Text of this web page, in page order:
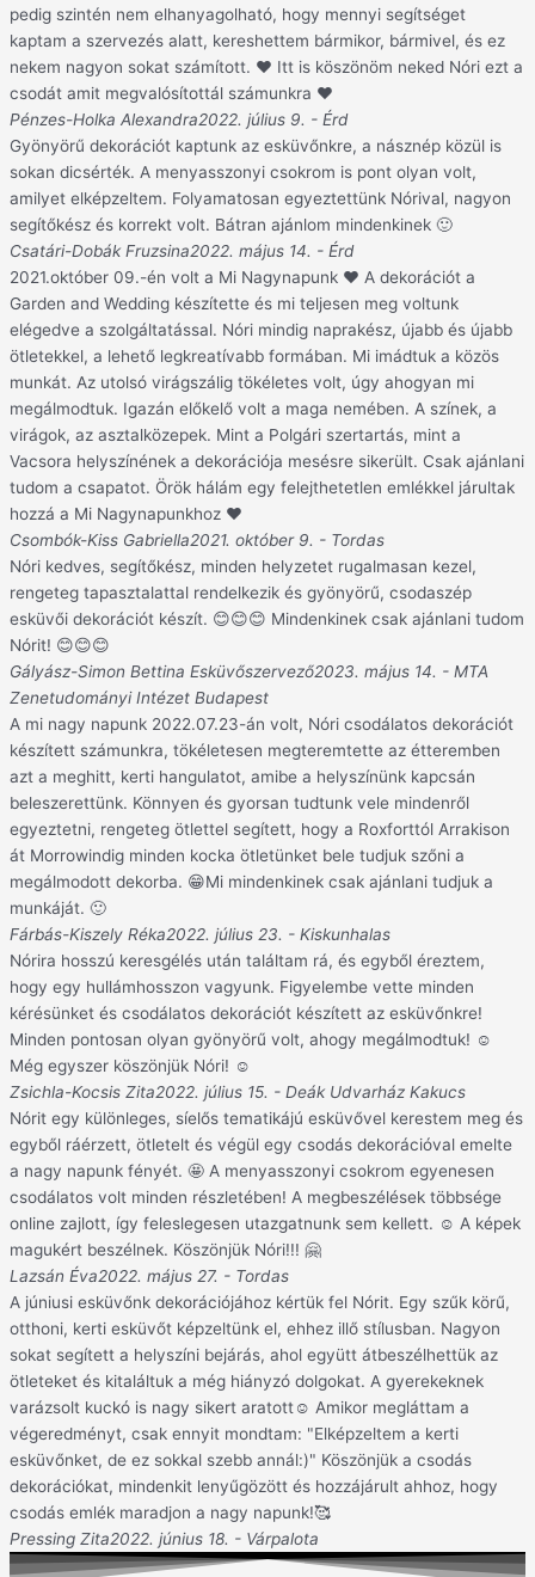
pedig szintén nem elhanyagolható, hogy mennyi segítséget
kaptam a szervezés alatt, kereshettem bármikor, bármivel, és ez
nekem nagyon sokat számított. ❤️ Itt is köszönöm neked Nóri ezt a
csodát amit megvalósítottál számunkra ❤️
Pénzes-Holka Alexandra2022. július 9. - Érd
Gyönyörű dekorációt kaptunk az esküvőnkre, a násznép közül is
sokan dicsérték. A menyasszonyi csokrom is pont olyan volt,
amilyet elképzeltem. Folyamatosan egyeztettünk Nórival, nagyon
segítőkész és korrekt volt. Bátran ajánlom mindenkinek 🙂
Csatári-Dobák Fruzsina2022. május 14. - Érd
2021.október 09.-én volt a Mi Nagynapunk ❤ A dekorációt a
Garden and Wedding készítette és mi teljesen meg voltunk
elégedve a szolgáltatással. Nóri mindig naprakész, újabb és újabb
ötletekkel, a lehető legkreatívabb formában. Mi imádtuk a közös
munkát. Az utolsó virágszálig tökéletes volt, úgy ahogyan mi
megálmodtuk. Igazán előkelő volt a maga nemében. A színek, a
virágok, az asztalközepek. Mint a Polgári szertartás, mint a
Vacsora helyszínének a dekorációja mesésre sikerült. Csak ajánlani
tudom a csapatot. Örök hálám egy felejthetetlen emlékkel járultak
hozzá a Mi Nagynapunkhoz ❤
Csombók-Kiss Gabriella2021. október 9. - Tordas
Nóri kedves, segítőkész, minden helyzetet rugalmasan kezel,
rengeteg tapasztalattal rendelkezik és gyönyörű, csodaszép
esküvői dekorációt készít. 😊😊😊 Mindenkinek csak ajánlani tudom
Nórit! 😊😊😊
Gályász-Simon Bettina Esküvőszervező2023. május 14. - MTA
Zenetudományi Intézet Budapest
A mi nagy napunk 2022.07.23-án volt, Nóri csodálatos dekorációt
készített számunkra, tökéletesen megteremtette az étteremben
azt a meghitt, kerti hangulatot, amibe a helyszínünk kapcsán
beleszerettünk. Könnyen és gyorsan tudtunk vele mindenről
egyeztetni, rengeteg ötlettel segített, hogy a Roxforttól Arrakison
át Morrowindig minden kocka ötletünket bele tudjuk szőni a
megálmodott dekorba. 😁Mi mindenkinek csak ajánlani tudjuk a
munkáját. 🙂
Fárbás-Kiszely Réka2022. július 23. - Kiskunhalas
Nórira hosszú keresgélés után találtam rá, és egyből éreztem,
hogy egy hullámhosszon vagyunk. Figyelembe vette minden
kérésünket és csodálatos dekorációt készített az esküvőnkre!
Minden pontosan olyan gyönyörű volt, ahogy megálmodtuk! ☺️
Még egyszer köszönjük Nóri! ☺️
Zsichla-Kocsis Zita2022. július 15. - Deák Udvarház Kakucs
Nórit egy különleges, síelős tematikájú esküvővel kerestem meg és
egyből ráérzett, ötletelt és végül egy csodás dekorációval emelte
a nagy napunk fényét. 🤩 A menyasszonyi csokrom egyenesen
csodálatos volt minden részletében! A megbeszélések többsége
online zajlott, így feleslegesen utazgatnunk sem kellett. ☺️ A képek
magukért beszélnek. Köszönjük Nóri!!! 🤗
Lazsán Éva2022. május 27. - Tordas
A júniusi esküvőnk dekorációjához kértük fel Nórit. Egy szűk körű,
otthoni, kerti esküvőt képzeltünk el, ehhez illő stílusban. Nagyon
sokat segített a helyszíni bejárás, ahol együtt átbeszélhettük az
ötleteket és kitaláltuk a még hiányzó dolgokat. A gyerekeknek
varázsolt kuckó is nagy sikert aratott☺️ Amikor megláttam a
végeredményt, csak ennyit mondtam: "Elképzeltem a kerti
esküvőnket, de ez sokkal szebb annál:)" Köszönjük a csodás
dekorációkat, mindenkit lenyűgözött és hozzájárult ahhoz, hogy
csodás emlék maradjon a nagy napunk!🥰
Pressing Zita2022. június 18. - Várpalota